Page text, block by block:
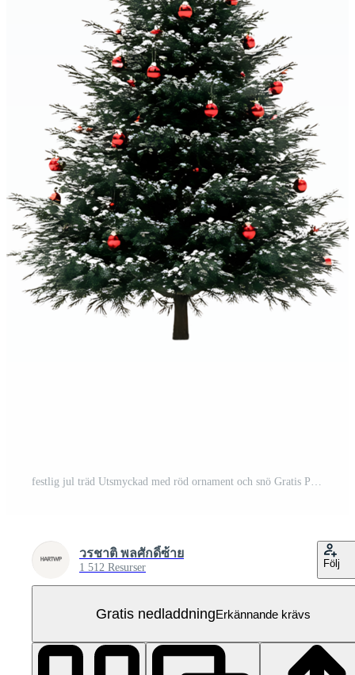
festlig jul träd Utsmyckad med röd ornament och snö Gratis PNG
วรชาติ พลศักดิ์ซ้าย
1 512 Resurser Följ
Gratis nedladdningErkännande krävs